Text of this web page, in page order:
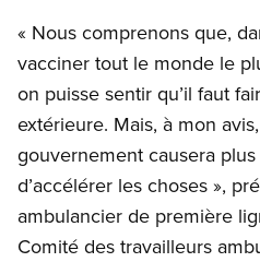
« Nous comprenons que,
vacciner tout le monde le
on puisse sentir qu’il faut
extérieure. Mais, à mon
gouvernement causera
d’accélérer les choses »,
ambulancier de première
Comité des travailleurs